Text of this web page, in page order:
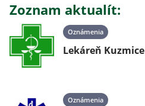
Zoznam aktualít:
Oznámenia
Lekáreň Kuzmice
Oznámenia